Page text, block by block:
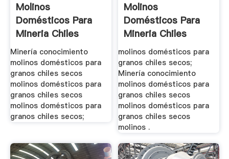
Molinos
Domésticos Para
Mineria Chiles
Secos
Minería conocimiento
molinos domésticos para
granos chiles secos
molinos domésticos para
granos chiles secos
molinos domésticos para
granos chiles secos;
Molinos
Domésticos Para
Mineria Chiles
Secos - .
molinos domésticos para
granos chiles secos;
Minería conocimiento
molinos domésticos para
granos chiles secos
molinos domésticos para
granos chiles secos
molinos .